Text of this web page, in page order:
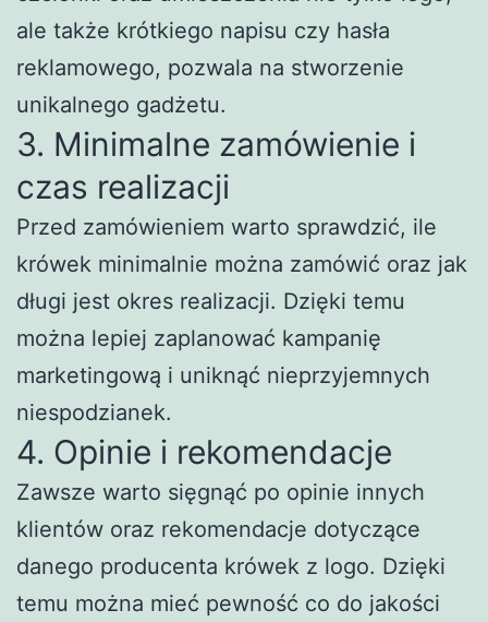
ale także krótkiego napisu czy hasła
reklamowego, pozwala na stworzenie
unikalnego gadżetu.
3. Minimalne zamówienie i
czas realizacji
Przed zamówieniem warto sprawdzić, ile
krówek minimalnie można zamówić oraz jak
długi jest okres realizacji. Dzięki temu
można lepiej zaplanować kampanię
marketingową i uniknąć nieprzyjemnych
niespodzianek.
4. Opinie i rekomendacje
Zawsze warto sięgnąć po opinie innych
klientów oraz rekomendacje dotyczące
danego producenta krówek z logo. Dzięki
temu można mieć pewność co do jakości